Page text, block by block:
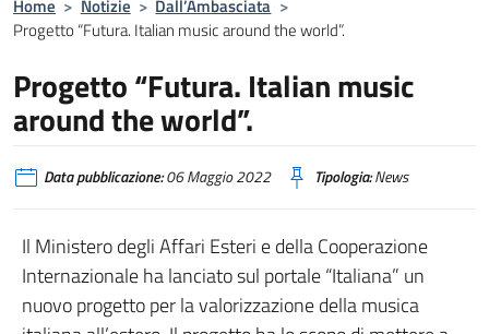
Home > Notizie > Dall’Ambasciata >
Progetto “Futura. Italian music around the world”.
Progetto “Futura. Italian music
around the world”.
Data pubblicazione:06 Maggio 2022 Tipologia:News
Il Ministero degli Affari Esteri e della Cooperazione
Internazionale ha lanciato sul portale “Italiana” un
nuovo progetto per la valorizzazione della musica